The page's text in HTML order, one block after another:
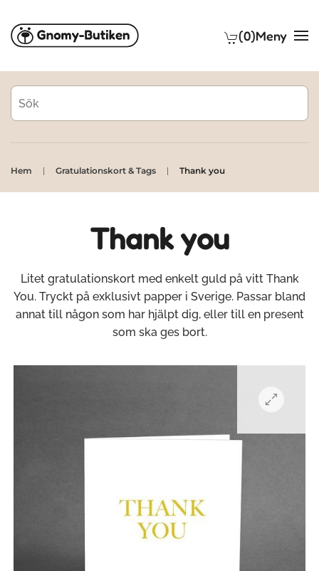
Skip to main content (0)Meny
Hem Gratulationskort & Tags Thank you
Thank you
Litet gratulationskort med enkelt guld på vitt Thank
You. Tryckt på exklusivt papper i Sverige. Passar bland
annat till någon som har hjälpt dig, eller till en present
som ska ges bort.